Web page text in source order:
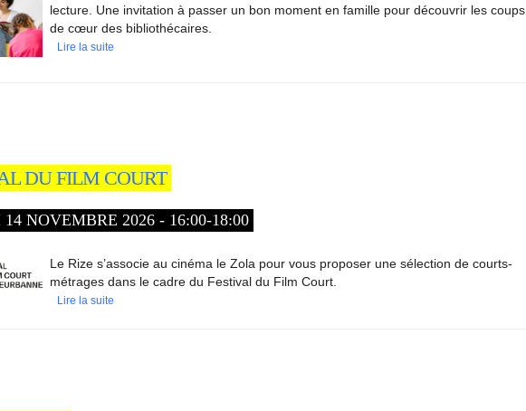
lecture. Une invitation à passer un bon moment en famille pour découvrir les coups
de cœur des bibliothécaires.
Lire la suite
DU FILM COURT
NOVEMBRE 2026 - 16:00-18:00
Le Rize s’associe au cinéma le Zola pour vous proposer une sélection de courts-
métrages dans le cadre du Festival du Film Court.
Lire la suite